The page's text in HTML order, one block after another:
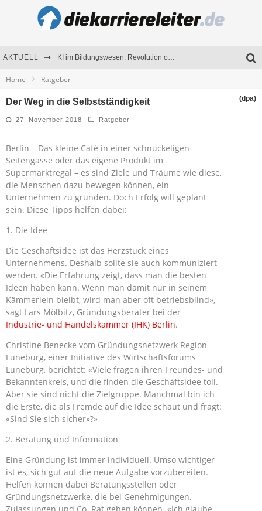
AKTUELL KI im Bildungswesen: Revolution oder Risiko für Schulen und Universitäten?
Home Ratgeber
Der Weg in die Selbstständigkeit (dpa)
27. November 2018 Ratgeber
Berlin – Das kleine Café in einer schnuckeligen
Seitengasse oder das eigene Produkt im
Supermarktregal – es sind Ziele und Träume wie diese,
die Menschen dazu bewegen können, ein
Unternehmen zu gründen. Doch Erfolg will geplant
sein. Diese Tipps helfen dabei:
1. Die Idee
Die Geschäftsidee ist das Herzstück eines
Unternehmens. Deshalb sollte sie auch kommuniziert
werden. «Die Erfahrung zeigt, dass man die besten
Ideen haben kann. Wenn man damit nur in seinem
Kämmerlein bleibt, wird man aber oft betriebsblind»,
sagt Lars Mölbitz, Gründungsberater bei der
Industrie- und Handelskammer (IHK) Berlin.
Christine Benecke vom Gründungsnetzwerk Region
Lüneburg, einer Initiative des Wirtschaftsforums
Lüneburg, berichtet: «Viele fragen ihren Freundes- und
Bekanntenkreis, und die finden die Geschäftsidee toll.
Aber sie sind nicht die Zielgruppe. Manchmal bin ich
die Erste, die als Fremde auf die Idee schaut und fragt:
«Sind Sie sich sicher»?»
2. Beratung und Information
Eine Gründung ist immer individuell. Umso wichtiger
ist es, sich gut auf die neue Aufgabe vorzubereiten.
Helfen können dabei Beratungsstellen oder
Gründungsnetzwerke, die bei Genehmigungen,